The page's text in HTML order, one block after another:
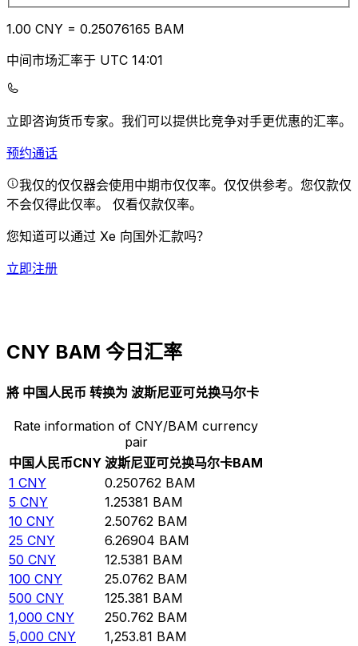
1.00 CNY = 0.25076165 BAM
中间市场汇率于 UTC 14:01
立即咨询货币专家。 我们可以提供比竞争对手更优惠的汇率。
预约通话
我仅的仅仅器会使用中期市仅仅率。仅仅供参考。您仅款仅
不会仅得此仅率。 仅看仅款仅率。
您知道可以通过 Xe 向国外汇款吗？
立即注册
CNY BAM 今日汇率
將 中国人民币 转换为 波斯尼亚可兑换马尔卡
Rate information of CNY/BAM currency
pair
中国人民币CNY 波斯尼亚可兑换马尔卡BAM
1 CNY 0.250762 BAM
5 CNY 1.25381 BAM
10 CNY 2.50762 BAM
25 CNY 6.26904 BAM
50 CNY 12.5381 BAM
100 CNY 25.0762 BAM
500 CNY 125.381 BAM
1,000 CNY 250.762 BAM
5,000 CNY 1,253.81 BAM